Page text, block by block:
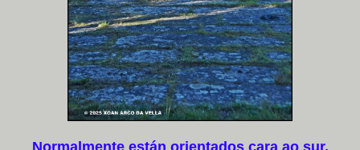
Normalmente están orientados cara ao sur,